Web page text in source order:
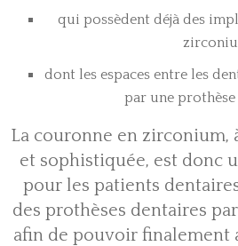
qui possèdent déjà des
dont les espaces entre les
par une
La couronne en zirconium,
et sophistiquée, est donc
pour les patients
des prothèses dentaires
afin de pouvoir finalement